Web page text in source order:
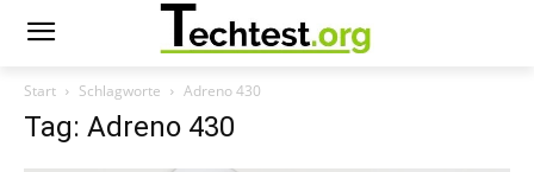
Start Schlagworte Adreno 430
Tag: Adreno 430